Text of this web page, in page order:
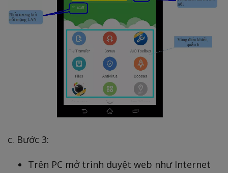
c. Bước 3:
Trên PC mở trình duyệt web như Internet